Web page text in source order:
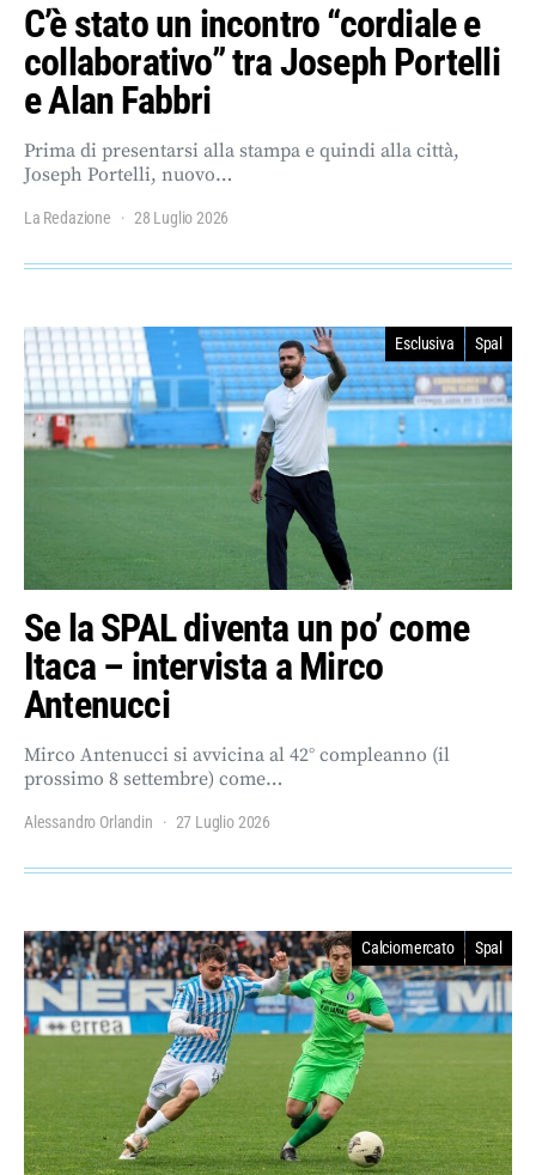
C’è stato un incontro “cordiale e
collaborativo” tra Joseph Portelli
e Alan Fabbri
Prima di presentarsi alla stampa e quindi alla città,
Joseph Portelli, nuovo…
La Redazione 28 Luglio 2026
Esclusiva Spal
Se la SPAL diventa un po’ come
Itaca – intervista a Mirco
Antenucci
Mirco Antenucci si avvicina al 42° compleanno (il
prossimo 8 settembre) come…
Alessandro Orlandin 27 Luglio 2026
Calciomercato Spal